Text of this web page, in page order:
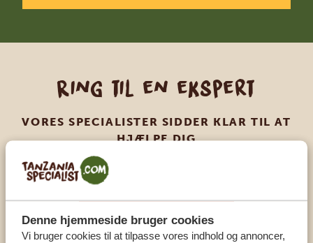
Denne hjemmeside bruger cookies
Vi bruger cookies til at tilpasse vores indhold og annoncer,
Ring til en ekspert
VORES SPECIALISTER SIDDER KLAR TIL AT
HJÆLPE DIG
KONTAKT OS